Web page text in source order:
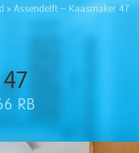
» Assendelft – Kaasmaker 47
RB